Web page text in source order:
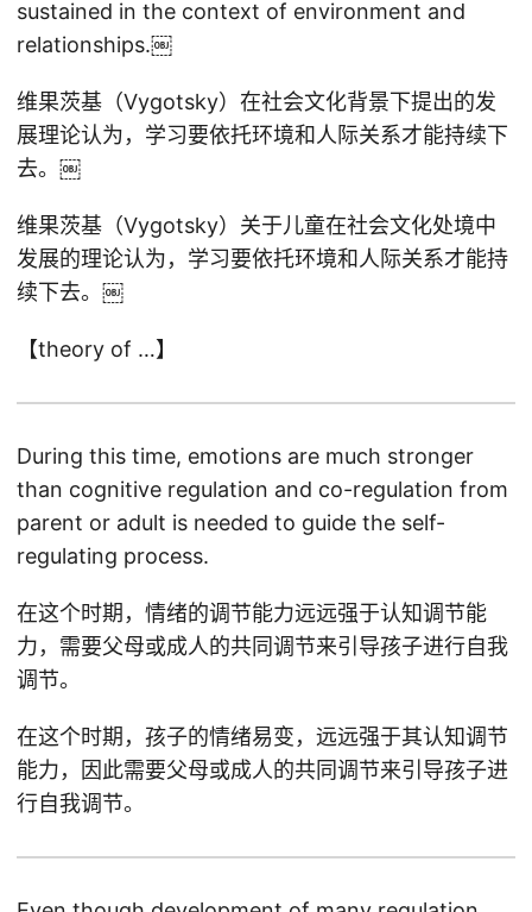
sustained in the context of environment and
relationships.￼
维果茨基（Vygotsky）在社会文化背景下提出的发
展理论认为，学习要依托环境和人际关系才能持续下
去。￼
维果茨基（Vygotsky）关于儿童在社会文化处境中
发展的理论认为，学习要依托环境和人际关系才能持
续下去。￼
【theory of …】
During this time, emotions are much stronger
than cognitive regulation and co-regulation from
parent or adult is needed to guide the self-
regulating process.
在这个时期，情绪的调节能力远远强于认知调节能
力，需要父母或成人的共同调节来引导孩子进行自我
调节。
在这个时期，孩子的情绪易变，远远强于其认知调节
能力，因此需要父母或成人的共同调节来引导孩子进
行自我调节。